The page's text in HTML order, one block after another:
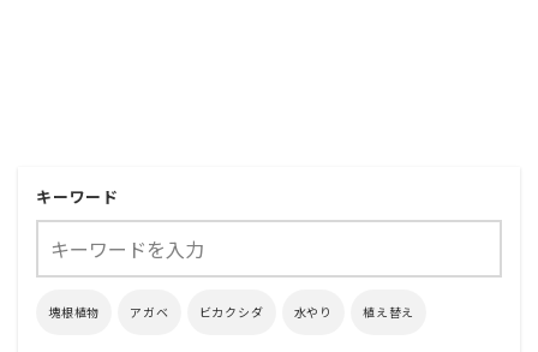
キーワード
塊根植物 アガベ ビカクシダ 水やり 植え替え